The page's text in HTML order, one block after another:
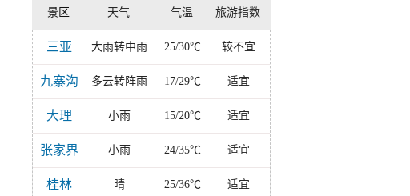
景区 天气 气温 旅游指数
三亚 大雨转中雨 25/30℃ 较不宜
九寨沟 多云转阵雨 17/29℃ 适宜
大理 小雨 15/20℃ 适宜
张家界 小雨 24/35℃ 适宜
桂林 晴 25/36℃ 适宜